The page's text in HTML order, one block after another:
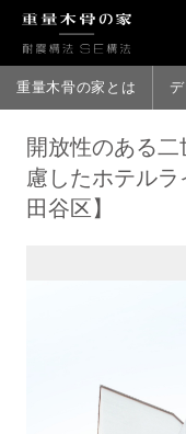
重量木骨の家とは
開放性のある
慮したホテル
田谷区】